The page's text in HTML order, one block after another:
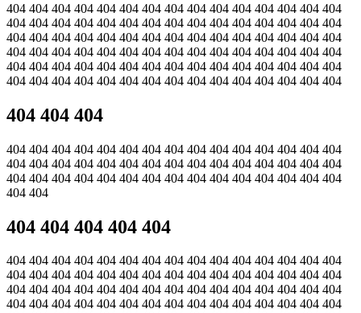
404 404 404 404 404 404 404 404 404 404 404 404 404 404 404
404 404 404 404 404 404 404 404 404 404 404 404 404 404 404
404 404 404 404 404 404 404 404 404 404 404 404 404 404 404
404 404 404 404 404 404 404 404 404 404 404 404 404 404 404
404 404 404 404 404 404 404 404 404 404 404 404 404 404 404
404 404 404 404 404 404 404 404 404 404 404 404 404 404 404
404 404 404
404 404 404 404 404 404 404 404 404 404 404 404 404 404 404
404 404 404 404 404 404 404 404 404 404 404 404 404 404 404
404 404 404 404 404 404 404 404 404 404 404 404 404 404 404
404 404
404 404 404 404 404
404 404 404 404 404 404 404 404 404 404 404 404 404 404 404
404 404 404 404 404 404 404 404 404 404 404 404 404 404 404
404 404 404 404 404 404 404 404 404 404 404 404 404 404 404
404 404 404 404 404 404 404 404 404 404 404 404 404 404 404